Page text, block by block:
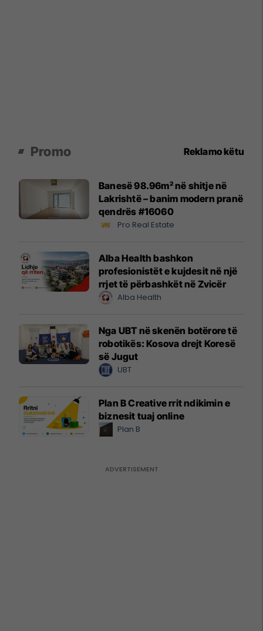
Promo Reklamo këtu
Banesë 98.96m² në shitje në
Lakrishtë – banim modern pranë
qendrës #16060
Pro Real Estate
Alba Health bashkon
profesionistët e kujdesit në një
rrjet të përbashkët në Zvicër
Alba Health
Nga UBT në skenën botërore të
robotikës: Kosova drejt Koresë
së Jugut
UBT
Plan B Creative rrit ndikimin e
biznesit tuaj online
Plan B